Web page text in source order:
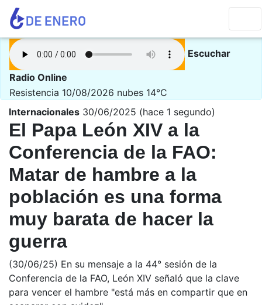
Escuchar
Radio Online
Resistencia 10/08/2026 nubes 14°C
Internacionales 30/06/2025 (hace 1 segundo)
El Papa León XIV a la
Conferencia de la FAO:
Matar de hambre a la
población es una forma
muy barata de hacer la
guerra
(30/06/25) En su mensaje a la 44° sesión de la
Conferencia de la FAO, León XIV señaló que la clave
para vencer el hambre "está más en compartir que en